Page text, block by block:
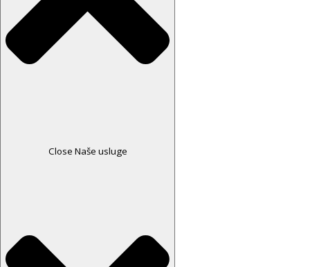
Close Naše usluge